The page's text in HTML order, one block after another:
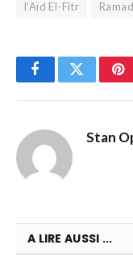
l’Aïd El-Fitr
FacebookTwitter
Stan
A LIRE AUSSI ...